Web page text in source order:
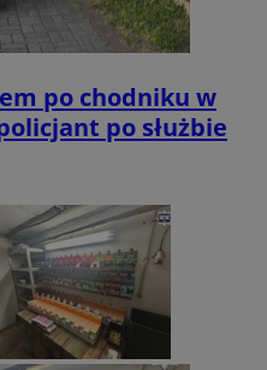
po chodniku w
po służbie